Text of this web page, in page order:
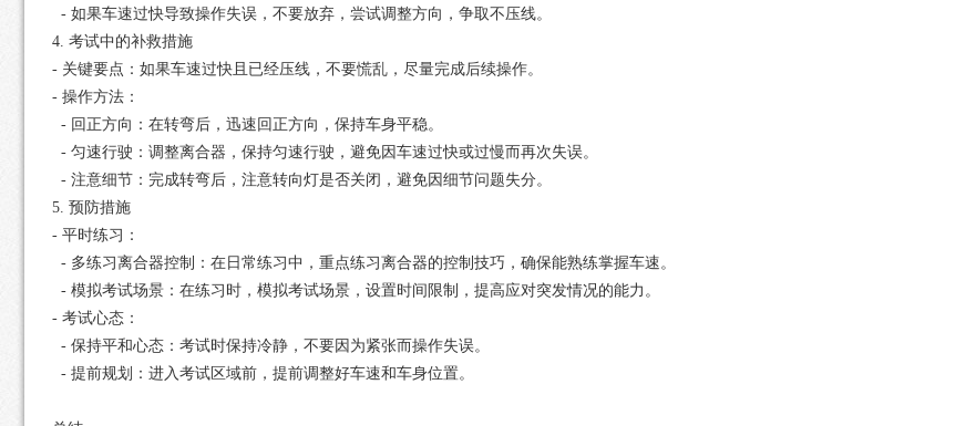
- 如果车速过快导致操作失误，不要放弃，尝试调整方向，争取不压线。
4. 考试中的补救措施
- 关键要点：如果车速过快且已经压线，不要慌乱，尽量完成后续操作。
- 操作方法：
- 回正方向：在转弯后，迅速回正方向，保持车身平稳。
- 匀速行驶：调整离合器，保持匀速行驶，避免因车速过快或过慢而再次失误。
- 注意细节：完成转弯后，注意转向灯是否关闭，避免因细节问题失分。
5. 预防措施
- 平时练习：
- 多练习离合器控制：在日常练习中，重点练习离合器的控制技巧，确保能熟练掌握车速。
- 模拟考试场景：在练习时，模拟考试场景，设置时间限制，提高应对突发情况的能力。
- 考试心态：
- 保持平和心态：考试时保持冷静，不要因为紧张而操作失误。
- 提前规划：进入考试区域前，提前调整好车速和车身位置。